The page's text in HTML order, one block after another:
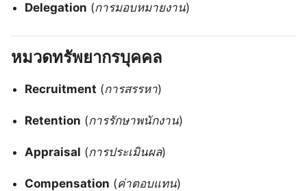
Delegation (การมอบหมายงาน)
หมวดทรัพยากรบุคคล
Recruitment (การสรรหา)
Retention (การรักษาพนักงาน)
Appraisal (การประเมินผล)
Compensation (ค่าตอบแทน)